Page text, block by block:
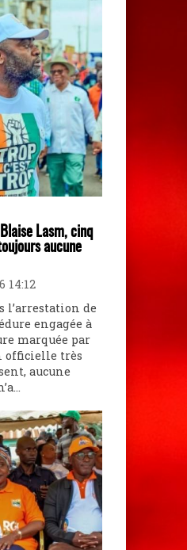
Lasm, cinq
aucune
14:12
l’arrestation de
engagée à
marquée par
officielle très
aucune